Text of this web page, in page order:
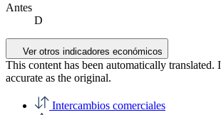
Antes
D
Ver otros indicadores económicos
This content has been automatically translated.
accurate as the original.
Intercambios comerciales